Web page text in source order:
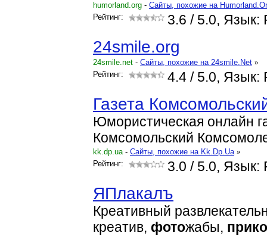
humorland.org - Cайты, похожие на
Рейтинг:
3.6 / 5.0, Язык:
24smile.org
24smile.net - Cайты, похожие на 24smile.Net »
Рейтинг:
4.4 / 5.0, Язык:
Газета
Юмористическая онлайн
Комсомольский
kk.dp.ua- Cайты, похожие на Kk.Dp.Ua »
Рейтинг:
3.0 / 5.0, Язык:
ЯПлакалъ
Креативный
креатив, фотожабы,